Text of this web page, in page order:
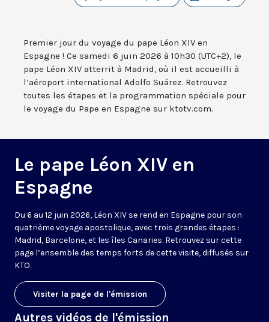
Premier jour du voyage du pape Léon XIV en
Espagne ! Ce samedi 6 juin 2026 à 10h30 (UTC+2), le
pape Léon XIV atterrit à Madrid, où il est accueilli à
l’aéroport international Adolfo Suárez. Retrouvez
toutes les étapes et la programmation spéciale pour
le voyage du Pape en Espagne sur ktotv.com.
Le pape Léon XIV en
Espagne
Du 6 au 12 juin 2026, Léon XIV se rend en Espagne pour son
quatrième voyage apostolique, avec trois grandes étapes :
Madrid, Barcelone, et les îles Canaries. Retrouvez sur cette
page l’ensemble des temps forts de cette visite, diffusés sur
KTO.
Visiter la page de l'émission
Autres vidéos de l'émission